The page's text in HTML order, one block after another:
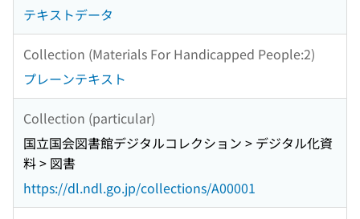
テキストデータ
Collection (Materials For Handicapped People:2)
プレーンテキスト
Collection (particular)
国立国会図書館デジタルコレクション > デジタル化資
料 > 図書
https://dl.ndl.go.jp/collections/A00001